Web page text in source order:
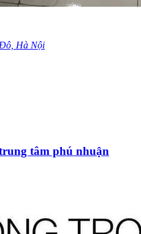
Hà Nội
tâm phú nhuận